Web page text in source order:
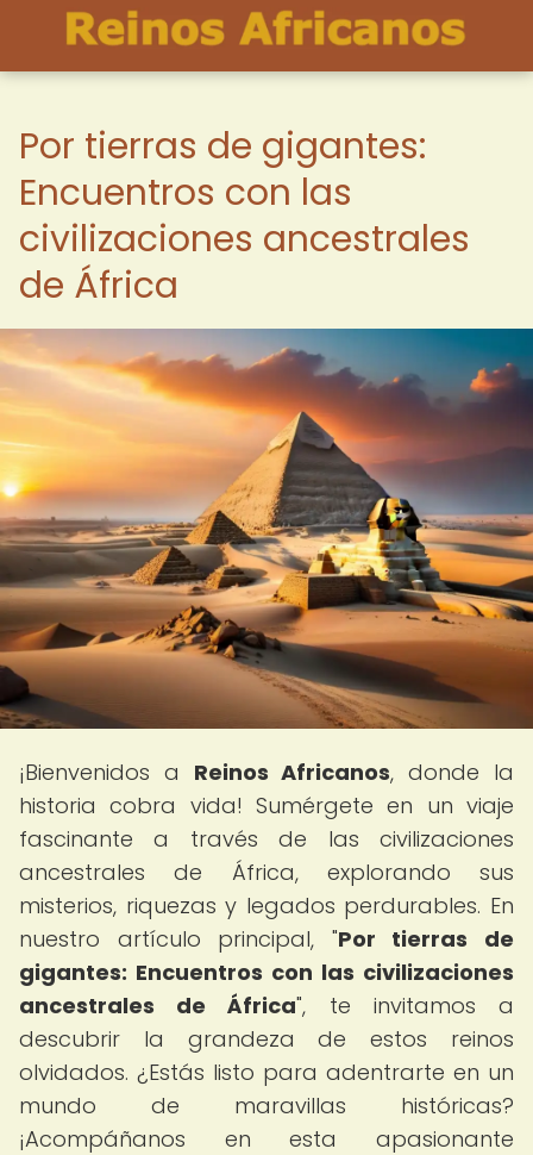
Por tierras de gigantes:
Encuentros con las
civilizaciones ancestrales
de África
¡Bienvenidos a Reinos Africanos, donde la
historia cobra vida! Sumérgete en un viaje
fascinante a través de las civilizaciones
ancestrales de África, explorando sus
misterios, riquezas y legados perdurables. En
nuestro artículo principal, "Por tierras de
gigantes: Encuentros con las civilizaciones
ancestrales de África", te invitamos a
descubrir la grandeza de estos reinos
olvidados. ¿Estás listo para adentrarte en un
mundo de maravillas históricas?
¡Acompáñanos en esta apasionante